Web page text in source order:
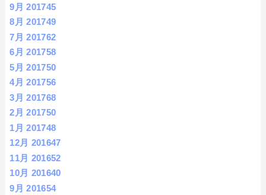
9月 201745
8月 201749
7月 201762
6月 201758
5月 201750
4月 201756
3月 201768
2月 201750
1月 201748
12月 201647
11月 201652
10月 201640
9月 201654